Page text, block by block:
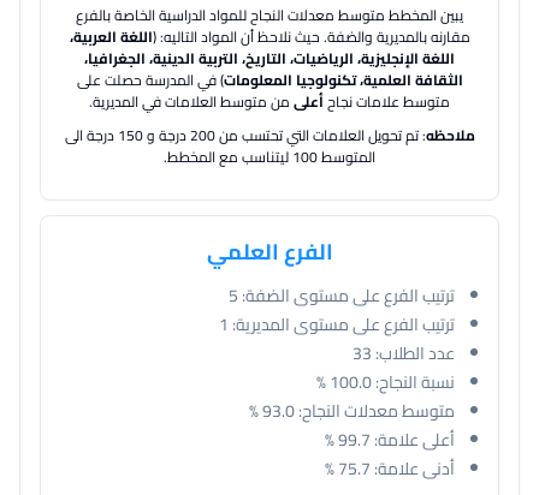
يبين المخطط متوسط معدلات النجاح للمواد الدراسية الخاصة بالفرع
مقارنه بالمديرية والضفة.حيث نلاحظ أن المواد التاليه: (اللغة العربية،
اللغة الإنجليزية، الرياضيات، التاريخ، التربية الدينية، الجغرافيا،
الثقافة العلمية، تكنولوجيا المعلومات) في المدرسة حصلت على
متوسط علامات نجاحأعلىمن متوسط العلامات في المديرية.
ملاحظه
: تم تحويل العلامات التي تحتسب من 200 درجة و 150 درجة الى
المتوسط 100 ليتناسب مع المخطط.
الفرع العلمي
ترتيب الفرع على مستوى الضفة:5
ترتيب الفرع على مستوى المديرية: 1
عدد الطلاب:33
نسبة النجاح:100.0 %
متوسط معدلات النجاح:93.0 %
أعلى علامة:99.7 %
أدنى علامة:75.7 %